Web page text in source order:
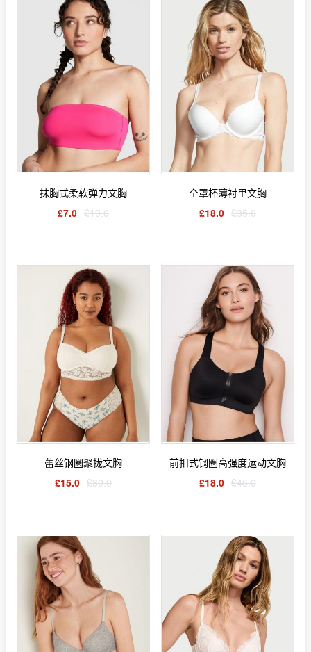
抹胸式柔软弹力文胸
£7.0 £19.0
全罩杯薄衬里文胸
£18.0 £35.0
蕾丝钢圈聚拢文胸
£15.0 £30.0
前扣式钢圈高强度运动文胸
£18.0 £45.0